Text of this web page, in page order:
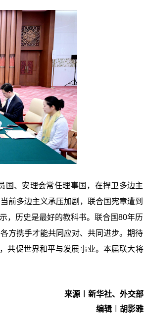
国、安理会常任理事国，在捍卫多边主
前多边主义承压加剧，联合国宪章遭到
，历史是最好的教科书。联合国80年历
方携手才能共同应对、共同进步。期待
共促世界和平与发展事业。本届联大将
来源︱新华社、外交部
编辑︱胡影雅